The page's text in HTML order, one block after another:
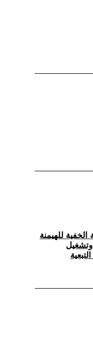
الخفية للهيمنة